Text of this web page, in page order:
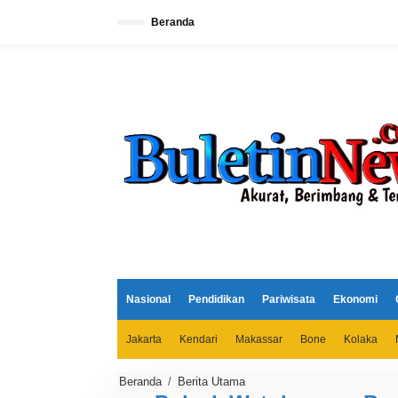
Beranda
Nasional Pendidikan Pariwisata Ekonomi
Jakarta Kendari Makassar Bone Kolaka
Beranda / Berita Utama
o